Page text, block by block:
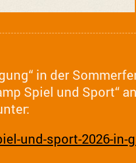
in der
Spiel und Sport“
und-sport-2026-in-